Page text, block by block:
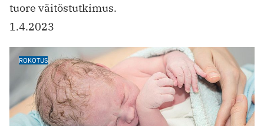
tuore väitöstutkimus.
1.4.2023
ROKOTUS